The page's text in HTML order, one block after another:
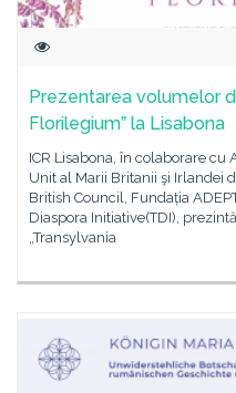
Prezentarea volumelor
Florilegiumˮ la Lisabona
ICR Lisabona, în colaborare
Unit al Marii Britanii şi Irlandei
British Council, Fundația
Diaspora Initiative(TDI),
„Transylvania